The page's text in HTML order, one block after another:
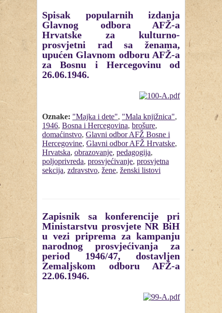
Spisak popularnih izdanja
Glavnog odbora AFŽ-a
Hrvatske za kulturno-
prosvjetni rad sa ženama,
upućen Glavnom odboru AFŽ-a
za Bosnu i Hercegovinu od
26.06.1946.
Oznake: "Majka i dete", "Mala knjižnica",
1946, Bosna i Hercegovina, brošure,
domaćinstvo, Glavni odbor AFŽ Bosne i
Hercegovine, Glavni odbor AFŽ Hrvatske,
Hrvatska, obrazovanje, pedagogija,
poljoprivreda, prosvjećivanje, prosvjetna
sekcija, zdravstvo, žene, ženski listovi
Zapisnik sa konferencije pri
Ministarstvu prosvjete NR BiH
u vezi priprema za kampanju
narodnog prosvjećivanja za
period 1946/47, dostavljen
Zemaljskom odboru AFŽ-a
22.06.1946.